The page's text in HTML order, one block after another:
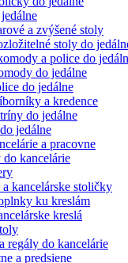
a zvýšené stoly
stoly do
a police do
do jedálne
do jedálne
a kredence
do jedálne
jedálne
a pracovne
kancelárie
a kancelárske stoličky
ku kreslám
kreslá
regály do kancelárie
a predsiene